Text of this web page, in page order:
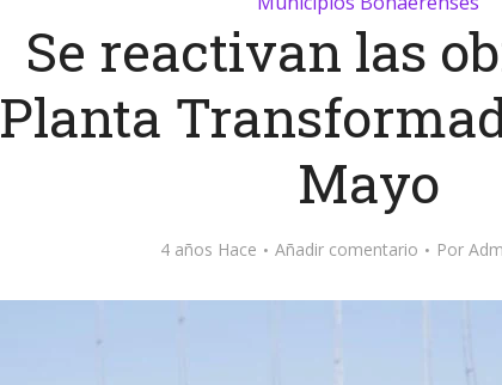
Se reactivan las
Planta
Mayo
4 años Hace Añadir comentario Por